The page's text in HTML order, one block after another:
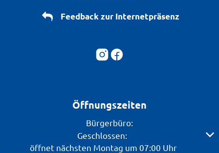
Feedback zur Internetpräsenz
Öffnungszeiten
Bürgerbüro:
Klicken, um weitere Öffnungs- oder Schließzeiten
Geschlossen:
öffnet nächsten Montag um 07:00 Uhr